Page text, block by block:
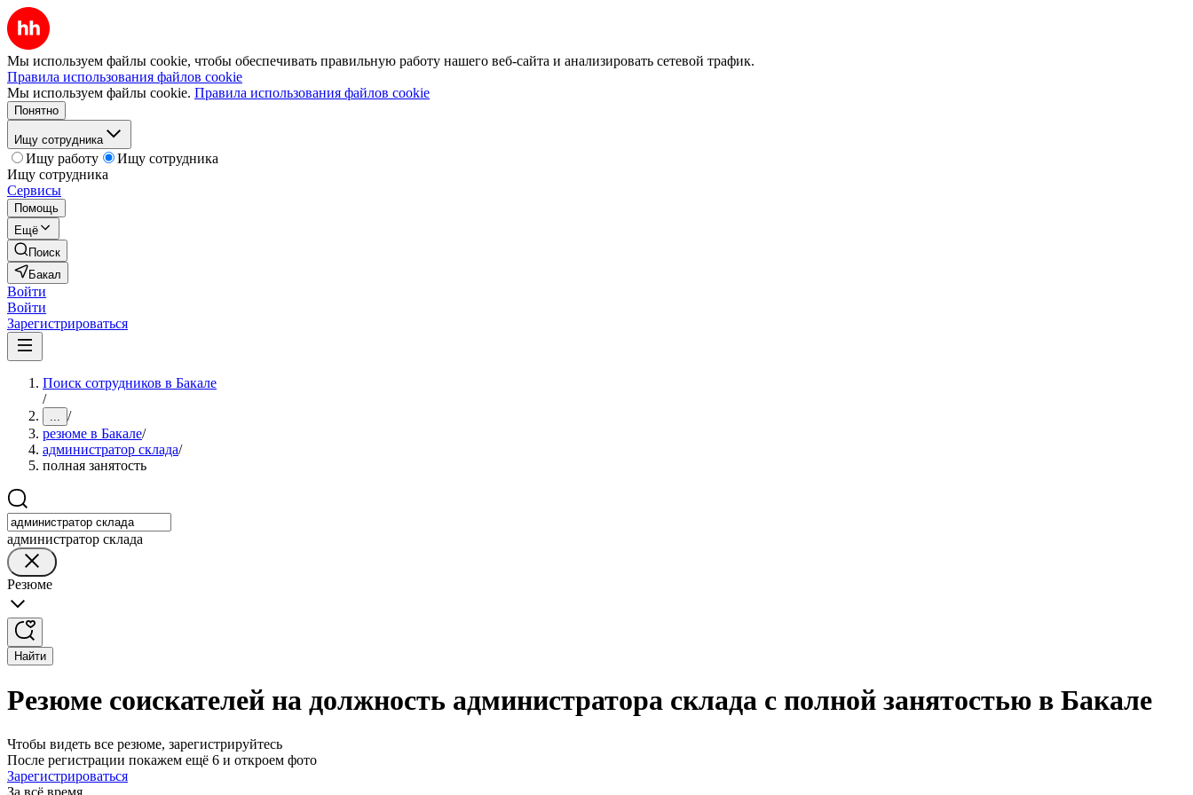
Мы используем файлы cookie, чтобы обеспечивать правильную работу нашего веб-сайта и анализировать сетевой трафик.
Правила использования файлов cookie
Мы используем файлы cookie. Правила использования файлов cookie
Понятно
Ищу сотрудника
Ищу работу
Ищу сотрудника
Ищу сотрудника
Сервисы
Помощь
Ещё
Поиск
Бакал
Войти
Войти
Зарегистрироваться
Поиск сотрудников в Бакале
/
... /
резюме в Бакале/
администратор склада/
полная занятость
администратор склада
Резюме
Найти
Резюме соискателей на должность администратора склада с полной занятостью в Бакале
Чтобы видеть все резюме, зарегистрируйтесь
После регистрации покажем ещё 6 и откроем фото
Зарегистрироваться
За всё время